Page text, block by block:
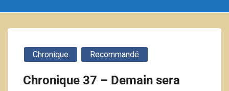
Chronique Recommandé
Chronique 37 – Demain sera